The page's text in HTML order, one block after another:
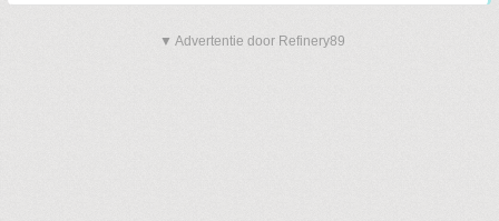
▼ Advertentie door Refinery89